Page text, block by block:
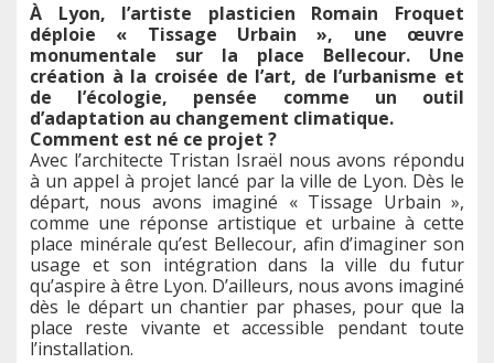
À Lyon, l’artiste plasticien Romain Froquet
déploie « Tissage Urbain », une œuvre
monumentale sur la place Bellecour. Une
création à la croisée de l’art, de l’urbanisme et
de l’écologie, pensée comme un outil
d’adaptation au changement climatique.
Comment est né ce projet ?
Avec l’architecte Tristan Israël nous avons répondu
à un appel à projet lancé par la ville de Lyon. Dès le
départ, nous avons imaginé « Tissage Urbain »,
comme une réponse artistique et urbaine à cette
place minérale qu’est Bellecour, afin d’imaginer son
usage et son intégration dans la ville du futur
qu’aspire à être Lyon. D’ailleurs, nous avons imaginé
dès le départ un chantier par phases, pour que la
place reste vivante et accessible pendant toute
l’installation.